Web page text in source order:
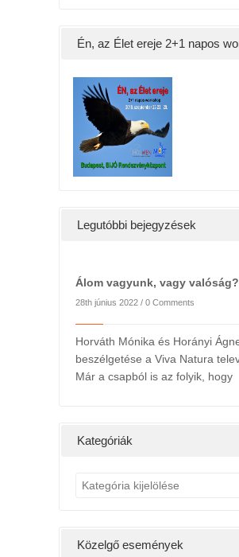
Én, az Élet ereje 2+1 napos
Legutóbbi bejegyzések
Álom vagyunk, vagy valóság?
28th június 2022 / 0 Comments
Horváth Mónika és Horányi
beszélgetése a Viva Natura
Már a csapból is az folyik, hogy
Kategóriák
eKözelgő események